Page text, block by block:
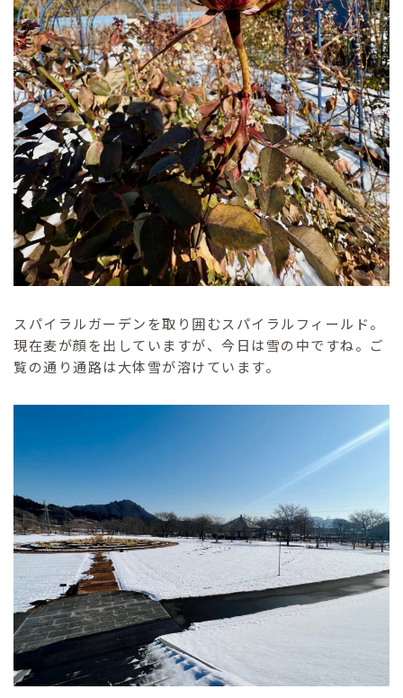
スパイラルガーデンを取り囲むスパイラルフィールド。
現在麦が顔を出していますが、今日は雪の中ですね。ご
覧の通り通路は大体雪が溶けています。